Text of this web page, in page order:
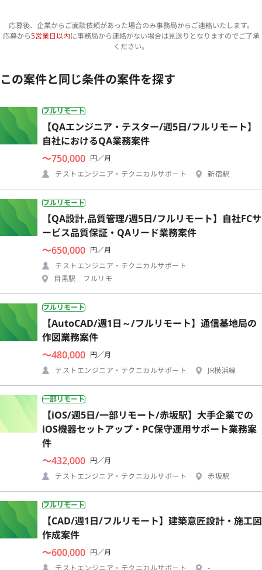
応募後、企業からご面談依頼があった場合のみ事務局からご連絡いたします。
応募から5営業日以内に事務局から連絡がない場合は見送りとなりますのでご了承
ください。
この案件と同じ条件の案件を探す
フルリモート
【QAエンジニア・テスター/週5日/フルリモート】
自社におけるQA業務案件
〜750,000 円／月
テストエンジニア・テクニカルサポート
新宿駅
フルリモート
【QA設計,品質管理/週5日/フルリモート】自社FCサ
ービス品質保証・QAリード業務案件
〜650,000 円／月
テストエンジニア・テクニカルサポート
目黒駅 フルリモ
フルリモート
【AutoCAD/週1日～/フルリモート】通信基地局の
作図業務案件
〜480,000 円／月
テストエンジニア・テクニカルサポート
JR横浜線
一部リモート
【iOS/週5日/一部リモート/赤坂駅】大手企業での
iOS機器セットアップ・PC保守運用サポート業務案
件
〜432,000 円／月
テストエンジニア・テクニカルサポート
赤坂駅
フルリモート
【CAD/週1日/フルリモート】建築意匠設計・施工図
作成案件
〜600,000 円／月
テストエンジニア・テクニカルサポート
-